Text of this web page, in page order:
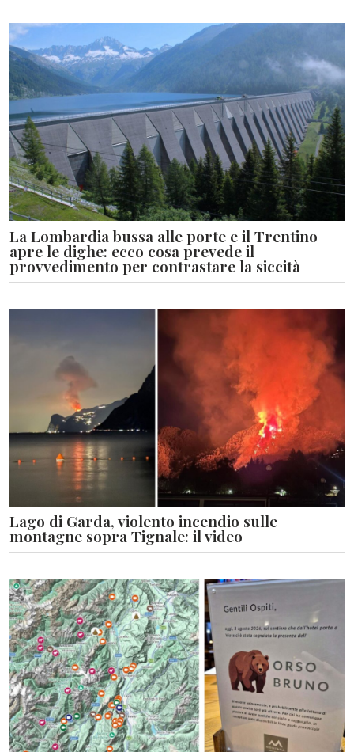
La Lombardia bussa alle porte e il Trentino
apre le dighe: ecco cosa prevede il
provvedimento per contrastare la siccità
Lago di Garda, violento incendio sulle
montagne sopra Tignale: il video